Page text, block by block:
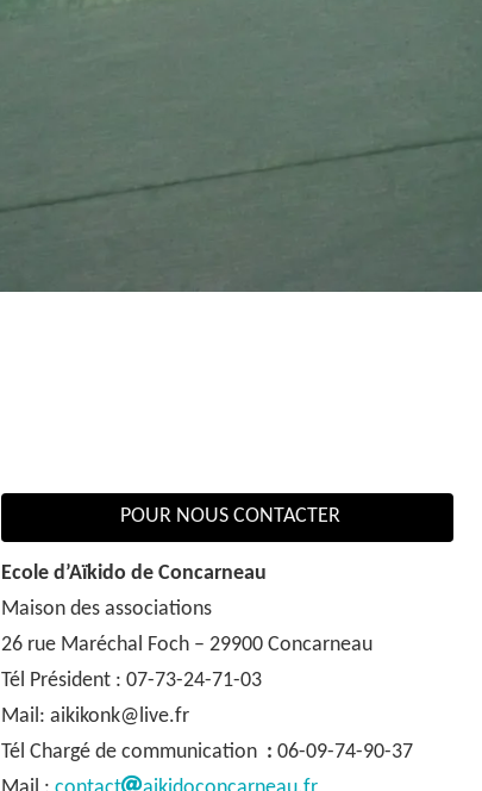
POUR NOUS CONTACTER
Ecole d’Aïkido de Concarneau
Maison des associations
26 rue Maréchal Foch – 29900 Concarneau
Tél Président : 07-73-24-71-03
Mail: aikikonk@live.fr
Tél Chargé de communication : 06-09-74-90-37